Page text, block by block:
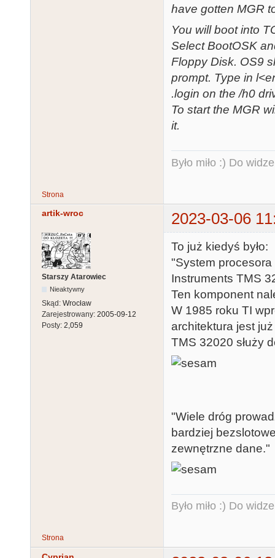
have gotten MGR
You will boot into
Select BootOSK
Floppy Disk. OS9
prompt. Type in
.login on the /h0
To start the MGR
it.
Było miło :) Do
Strona
artik-wroc 2023-03-06
Starszy Atarowiec
Nieaktywny
Skąd: Wrocław
Zarejestrowany: 2005-09-12
Posty: 2,059
To już kiedyś było:
"System
Instruments TMS
Ten komponent
W 1985 roku TI
architektura jest
TMS 32020 służy
"Wiele dróg
bardziej
zewnętrzne dane."
Było miło :) Do
Strona